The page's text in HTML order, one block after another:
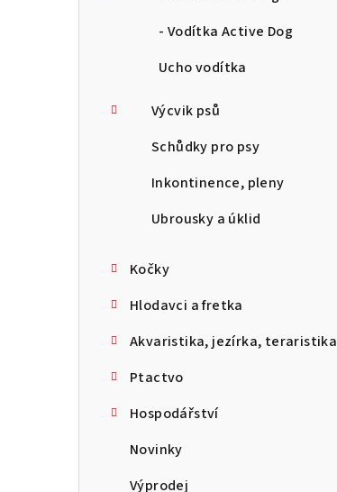
- Vodítka Active Dog
Ucho vodítka
Výcvik psů
Schůdky pro psy
Inkontinence, pleny
Ubrousky a úklid
Kočky
Hlodavci a fretka
Akvaristika, jezírka, teraristika
Ptactvo
Hospodářství
Novinky
Výprodej